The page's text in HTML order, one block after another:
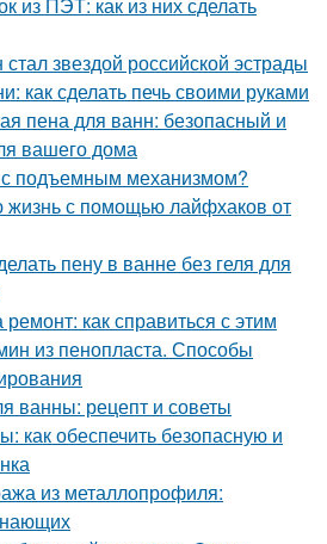
звездой российской эстрады
как сделать печь своими руками
пена для ванн: безопасный и
вашего дома
с подъемным механизмом?
жизнь с помощью лайфхаков от
пену в ванне без геля для
как справиться с этим
из пенопласта. Способы
ванны: рецепт и советы
как обеспечить безопасную и
из металлопрофиля: